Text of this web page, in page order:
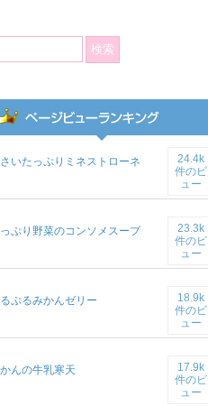
いたっぷりミネストローネ
24.4k
件のビ
ュー
ぷり野菜のコンソメスープ
23.3k
件のビ
ュー
ぷるみかんゼリー
18.9k
件のビ
ュー
んの牛乳寒天
17.9k
件のビ
ュー